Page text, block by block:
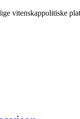
vitenskappolitiske